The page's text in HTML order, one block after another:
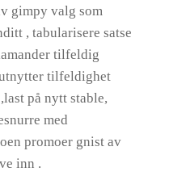
gimpy valg som
, tabularisere satse
tilfeldig
tilfeldighet
på nytt stable,
med
promoer gnist av
inn .